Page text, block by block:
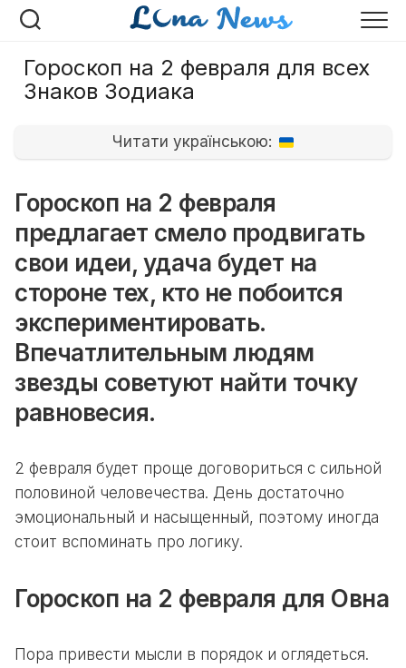
Перейти
Гороскоп на 2 февраля для всех
Знаков Зодиака
Читати українською:
Гороскоп на 2 февраля
предлагает смело продвигать
свои идеи, удача будет на
стороне тех, кто не побоится
экспериментировать.
Впечатлительным людям
звезды советуют найти точку
равновесия.
2 февраля будет проще договориться с сильной
половиной человечества. День достаточно
эмоциональный и насыщенный, поэтому иногда
стоит вспоминать про логику.
Гороскоп на 2 февраля для Овна
Пора привести мысли в порядок и оглядеться.